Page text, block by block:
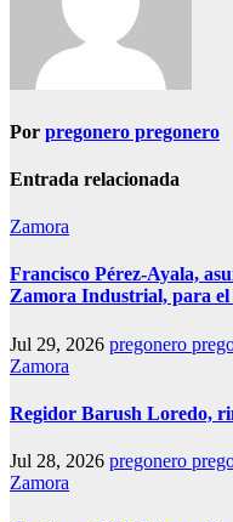
Por pregonero pregonero
Entrada relacionada
Zamora
Francisco Pérez-Ayala,
Zamora Industrial, para el
Jul 29, 2026 pregonero
Zamora
Regidor Barush Loredo,
Jul 28, 2026 pregonero
Zamora